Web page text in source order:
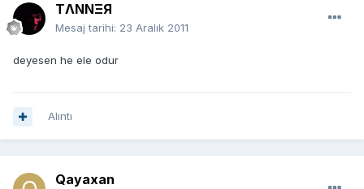
TΛNNΞЯ
Mesaj tarihi: 23 Aralık 2011
deyesen he ele odur
Alıntı
Qayaxan